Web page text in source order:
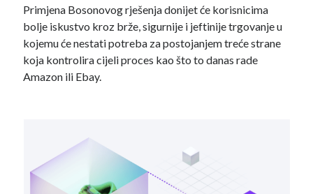
Primjena Bosonovog rješenja donijet će korisnicima
bolje iskustvo kroz brže, sigurnije i jeftinije trgovanje u
kojemu će nestati potreba za postojanjem treće strane
koja kontrolira cijeli proces kao što to danas rade
Amazon ili Ebay.